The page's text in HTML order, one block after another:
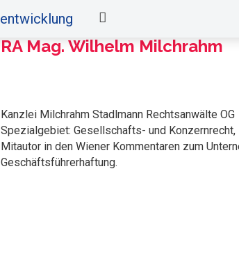
RA Mag. Wilhelm Milchrahm
Kanzlei Milchrahm Stadlmann Rechtsanwälte OG
Spezialgebiet: Gesellschafts- und
Mitautor in den Wiener Kommentaren zum
Geschäftsführerhaftung.